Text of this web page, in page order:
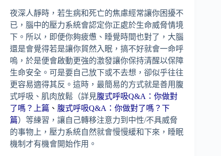
夜深人靜時，若生病和死亡的焦慮經常讓你困擾不
已，腦中的壓力系統會認定你正處於生命威脅情境
下。所以，即便你夠疲憊、睡覺時間也對了，大腦
還是會覺得若是讓你貿然入眠，搞不好就會一命呼
嗚，於是便會啟動更強的激發讓你保持清醒以保障
生命安全。可是要自己放下或不去想，卻似乎往往
更容易適得其反。這時，最簡易的方式就是善用腹
式呼吸、肌肉放鬆（詳見腹式呼吸Q&A：你做對
了嗎？上篇 、 腹式呼吸Q&A：你做對了嗎？下
篇）等練習，讓自己轉移注意力到中性/不具威脅
的事物上，壓力系統自然就會慢慢緩和下來，睡眠
機制才有機會開始作用。